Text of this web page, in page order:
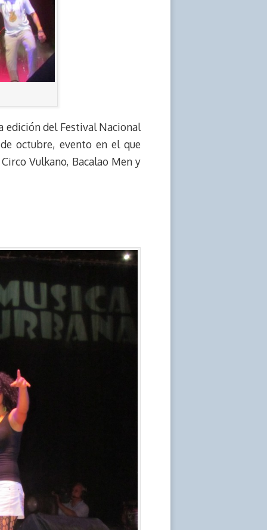
edición del Festival Nacional
octubre, evento en el que
Vulkano, Bacalao Men y